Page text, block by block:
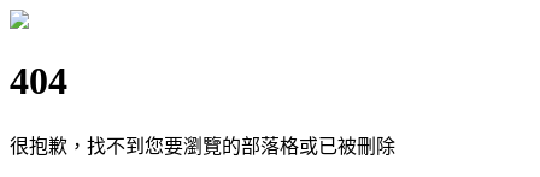
404
很抱歉，找不到您要瀏覽的部落格或已被刪除